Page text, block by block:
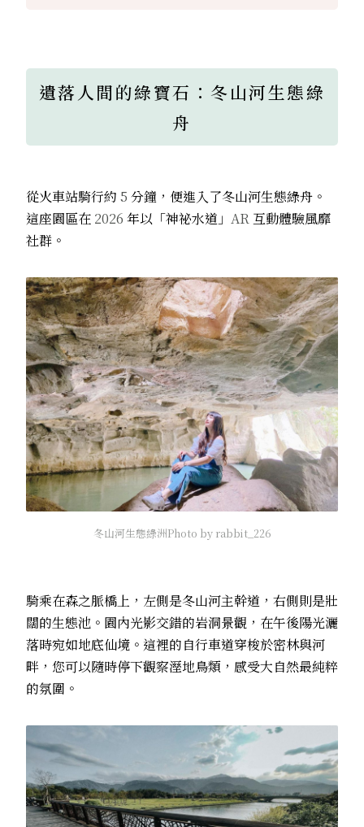
遺落人間的綠寶石：冬山河生態綠
舟
從火車站騎行約 5 分鐘，便進入了冬山河生態綠舟。
這座園區在 2026 年以「神祕水道」 AR 互動體驗風靡
社群。
冬山河生態綠洲Photo by rabbit_226
騎乘在森之脈橋上，左側是冬山河主幹道，右側則是壯
闊的生態池。園內光影交錯的岩洞景觀，在午後陽光灑
落時宛如地底仙境。這裡的自行車道穿梭於密林與河
畔，您可以隨時停下觀察溼地鳥類，感受大自然最純粹
的氛圍。